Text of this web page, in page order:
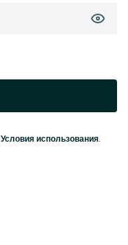
Условия использования.